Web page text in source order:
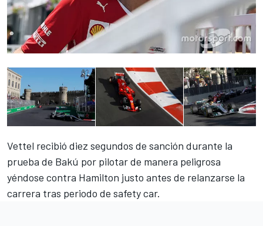
Vettel recibió diez segundos de sanción durante la
prueba de Bakú por pilotar de manera peligrosa
yéndose contra Hamilton justo antes de relanzarse la
carrera tras periodo de safety car.